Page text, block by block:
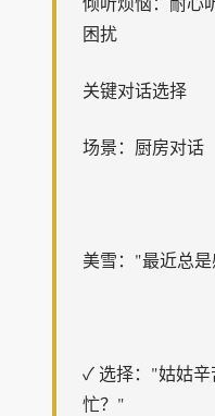
困扰
关键对话选择
场景：厨房对话
美雪："最近总
✓ 选择："姑姑辛
忙？"